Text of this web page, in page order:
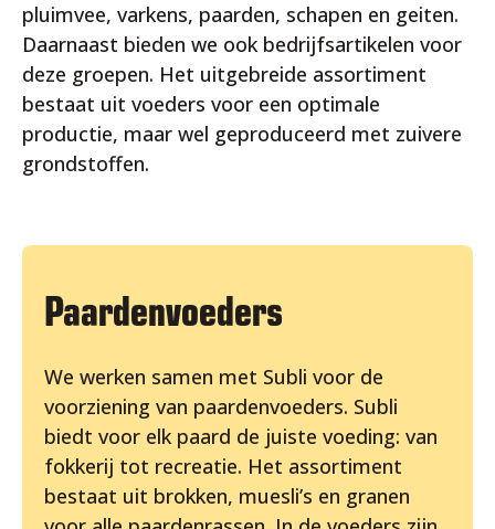
pluimvee, varkens, paarden, schapen en geiten.
Daarnaast bieden we ook bedrijfsartikelen voor
deze groepen. Het uitgebreide assortiment
bestaat uit voeders voor een optimale
productie, maar wel geproduceerd met zuivere
grondstoffen.
Paardenvoeders
We werken samen met Subli voor de
voorziening van paardenvoeders. Subli
biedt voor elk paard de juiste voeding: van
fokkerij tot recreatie. Het assortiment
bestaat uit brokken, muesli’s en granen